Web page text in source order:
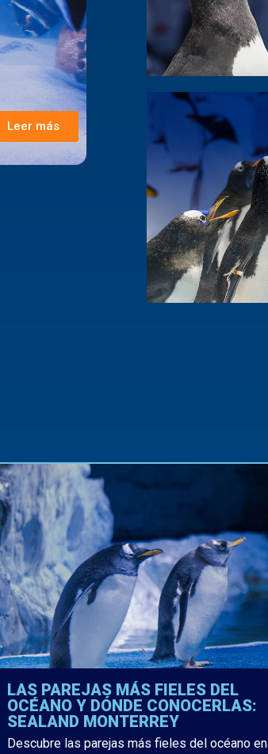
Leer más
LAS PAREJAS MÁS FIELES DEL
OCÉANO Y DÓNDE CONOCERLAS:
SEALAND MONTERREY
Descubre las parejas más fieles del océano en